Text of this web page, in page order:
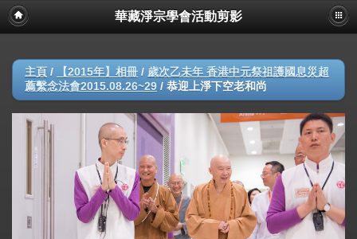
華藏淨宗學會活動剪影
主頁 / 【2015年】相冊 / 歲次乙未年 香港中元祭祖護國息災超
薦繫念法會2015.08.26~29 / 恭迎上淨下空老和尚